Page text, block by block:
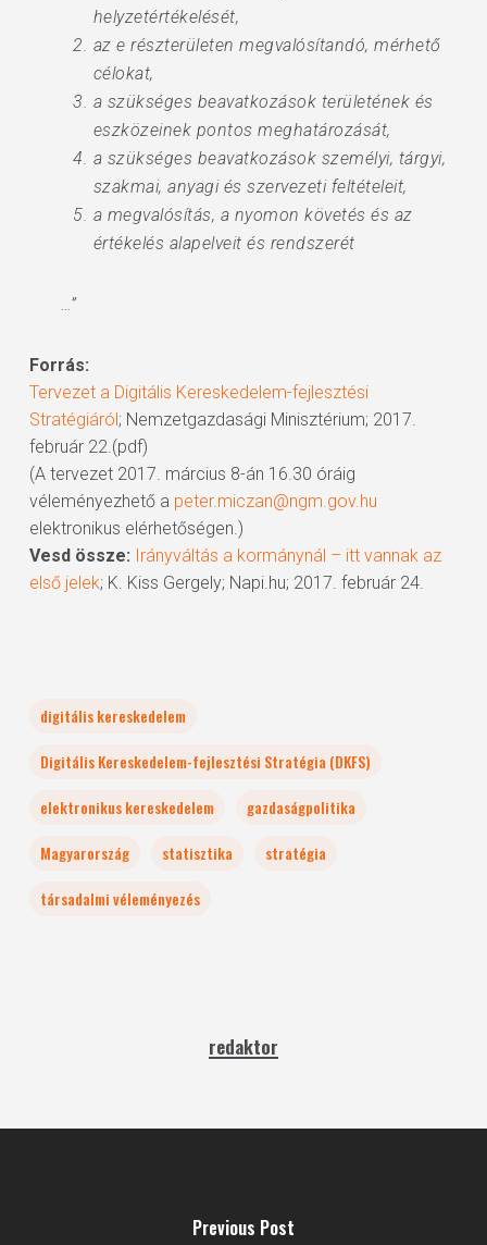
helyzetértékelését,
az e részterületen megvalósítandó, mérhető
célokat,
a szükséges beavatkozások területének és
eszközeinek pontos meghatározását,
a szükséges beavatkozások személyi, tárgyi,
szakmai, anyagi és szervezeti feltételeit,
a megvalósítás, a nyomon követés és az
értékelés alapelveit és rendszerét
…”
Forrás:
Tervezet a Digitális Kereskedelem-fejlesztési
Stratégiáról; Nemzetgazdasági Minisztérium; 2017.
február 22.(pdf)
(A tervezet 2017. március 8-án 16.30 óráig
véleményezhető a peter.miczan@ngm.gov.hu
elektronikus elérhetőségen.)
Vesd össze: Irányváltás a kormánynál – itt vannak az
első jelek; K. Kiss Gergely; Napi.hu; 2017. február 24.
digitális kereskedelem
Digitális Kereskedelem-fejlesztési Stratégia (DKFS)
elektronikus kereskedelem
gazdaságpolitika
Magyarország
statisztika
stratégia
társadalmi véleményezés
redaktor
Previous Post